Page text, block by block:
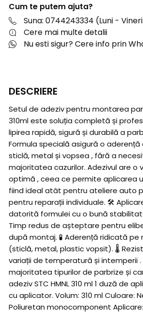
Cum te putem ajuta?
Suna: 0744243334 (Luni -
Cere mai multe detalii
Nu esti sigur? Cere info prin
DESCRIERE
Setul de adeziv pentru montarea
310ml este soluția completă și
lipirea rapidă, sigură și durabilă a
Formula specială asigură o
sticlă, metal și vopsea , fără a
majoritatea cazurilor. Adezivul are o
optimă , ceea ce permite aplicarea
fiind ideal atât pentru ateliere auto
pentru reparații individuale. 🛠
datorită formulei cu o bună
Timp redus de așteptare pentru
după montaj. 🧪 Aderență ridicată
(sticlă, metal, plastic vopsit). 🌡
variații de temperatură și intemperii
majoritatea tipurilor de parbrize și
adeziv STC HMNL 310 ml 1 duză de
cu aplicator. Volum: 310 ml Culoare:
Poliuretan monocomponent